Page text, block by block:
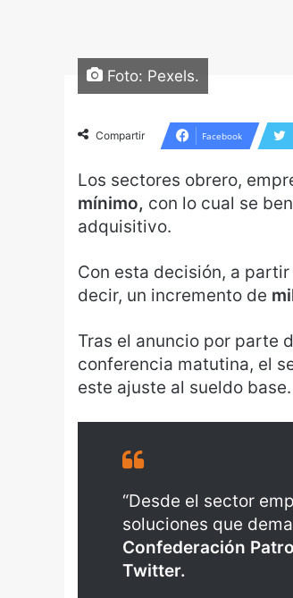
Foto: Pexels.
Compartir Facebook
Los sectores obrero,
mínimo, con lo cual se
adquisitivo.
Con esta decisión, a
decir, un incremento de
Tras el anuncio por parte
conferencia matutina, el
este ajuste al sueldo base.
“Desde el sector
soluciones que
Confederación
Twitter.